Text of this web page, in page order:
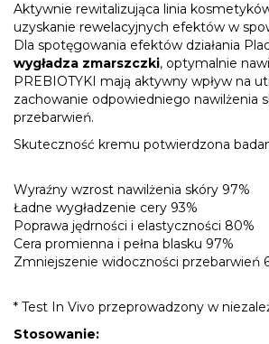
Aktywnie rewitalizująca linia
uzyskanie rewelacyjnych efektów w
Dla spotęgowania efektów działania
wygładza zmarszczki, optymalnie
PREBIOTYKI mają aktywny wpływ na
zachowanie odpowiedniego nawilżenia
przebarwień.
Skuteczność kremu potwierdzona
Wyraźny wzrost nawilżenia skóry 97%
Ładne wygładzenie cery 93%
Poprawa jędrności i elastyczności 80%
Cera promienna i pełna blasku 97%
Zmniejszenie widoczności przebarwień
* Test In Vivo przeprowadzony w
Stosowanie: